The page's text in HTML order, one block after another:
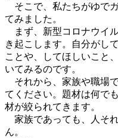
そこで、私たちがゆで
てみました。
まず、新型コロナウイ
き起こします。自分がし
ことや、してほしいこと
いてみるのです。
それから、家族や職場
てください。題材は何で
材が絞られてきます。
家族であっても、人そ
ん。